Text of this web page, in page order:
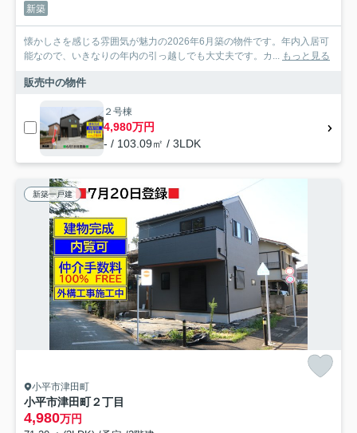
新築
懐かしさを感じる雰囲気が魅力の2026年6月築の物件です。年内入居可
能なので、いきなりの年内の引っ越しでも大丈夫です。カ...
もっと見る
販売中の物件
２号棟
4,980万円
- / 103.09㎡ / 3LDK
新築一戸建
小平市津田町
小平市津田町２丁目
4,980万円